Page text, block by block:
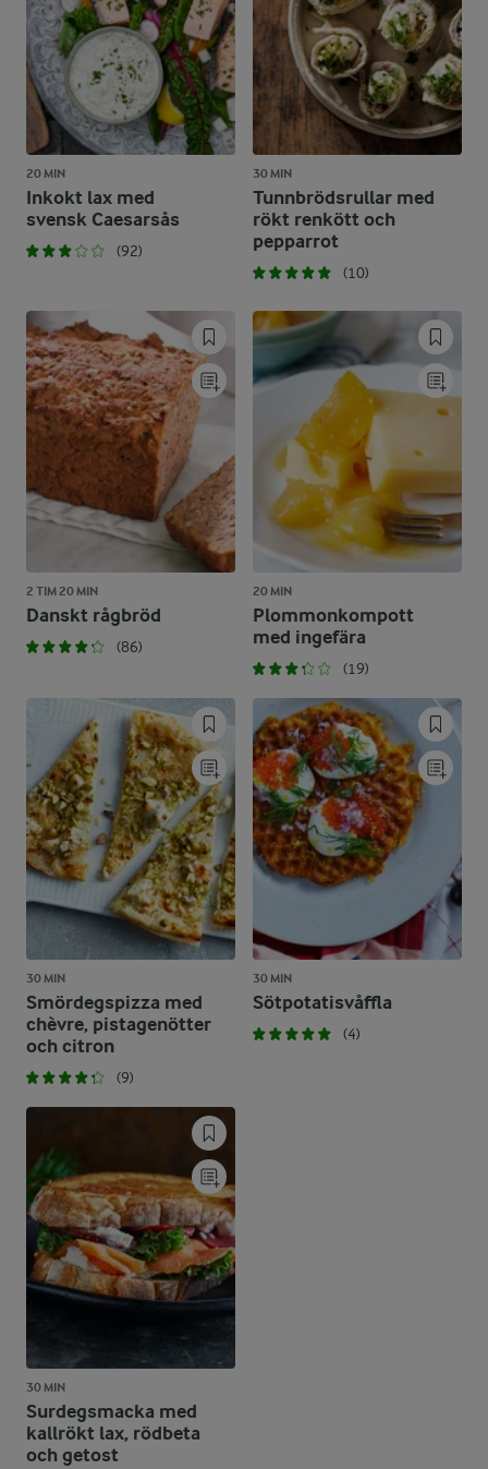
20 MIN
Inkokt lax med
svensk Caesarsås
(92)
30 MIN
Tunnbrödsrullar med
rökt renkött och
pepparrot
(10)
2 TIM 20 MIN
Danskt rågbröd
(86)
20 MIN
Plommonkompott
med ingefära
(19)
30 MIN
Smördegspizza med
chèvre, pistagenötter
och citron
(9)
30 MIN
Sötpotatisvåffla
(4)
30 MIN
Surdegsmacka med
kallrökt lax, rödbeta
och getost